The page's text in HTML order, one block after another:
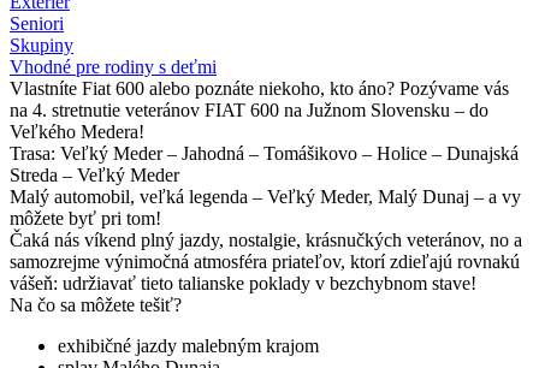
Seniori
Skupiny
Vhodné pre rodiny s deťmi
Vlastníte Fiat 600 alebo poznáte niekoho, kto áno? Pozývame vás
na 4. stretnutie veteránov FIAT 600 na Južnom Slovensku – do
Veľkého Medera!
Trasa: Veľký Meder – Jahodná – Tomášikovo – Holice – Dunajská
Streda – Veľký Meder
Malý automobil, veľká legenda – Veľký Meder, Malý Dunaj – a vy
môžete byť pri tom!
Čaká nás víkend plný jazdy, nostalgie, krásnučkých veteránov, no a
samozrejme výnimočná atmosféra priateľov, ktorí zdieľajú rovnakú
vášeň: udržiavať tieto talianske poklady v bezchybnom stave!
Na čo sa môžete tešiť?
exhibičné jazdy malebným krajom